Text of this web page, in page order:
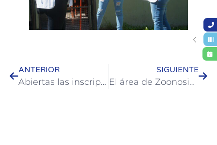
ANTERIOR
Abiertas las inscripciones para la Escuela Municipal de Camicleta en Colón
SIGUIENTE
El área de Zoonosis alcanzó las 500 castraciones en lo que va del año